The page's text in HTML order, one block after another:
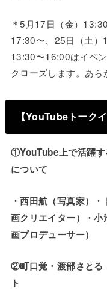
＊5月17日（金）
17:30〜、25日（土）
13:30〜16:00はイベ
クローズします。あら
【YouTubeトーク
①YouTube上で活躍す
について
・西田航（写真家）
画クリエイター）・
画プロデューサー）
②町口覚・ 渡部さとる
ト